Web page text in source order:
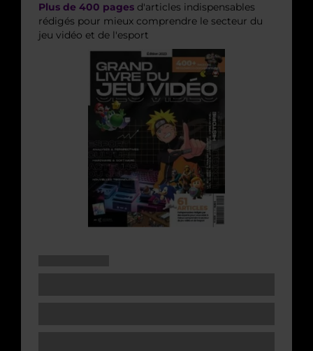
Plus de 400 pages d'articles indispensables
rédigés pour mieux comprendre le secteur du
jeu vidéo et de l'esport